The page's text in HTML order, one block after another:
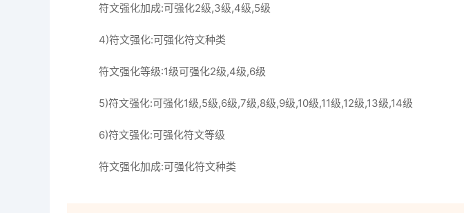
符文强化加成:可强化2级,3级,4级,5级
4)符文强化:可强化符文种类
符文强化等级:1级可强化2级,4级,6级
5)符文强化:可强化1级,5级,6级,7级,8级,9级,10级,11级,12级,13级,14级
6)符文强化:可强化符文等级
符文强化加成:可强化符文种类